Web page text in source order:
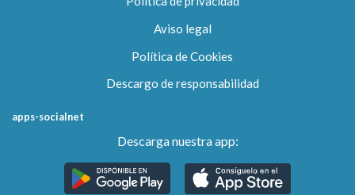
Aviso legal
Política de Cookies
Descargo de responsabilidad
apps-socialnet
Descarga nuestra app: